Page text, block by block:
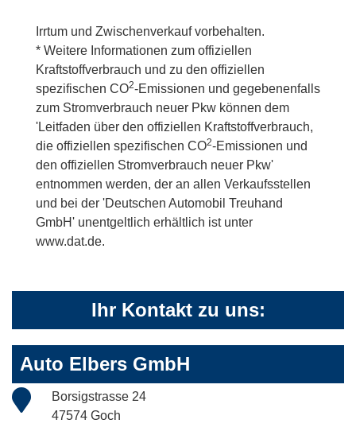
Irrtum und Zwischenverkauf vorbehalten.
* Weitere Informationen zum offiziellen
Kraftstoffverbrauch und zu den offiziellen
spezifischen CO2-Emissionen und gegebenenfalls
zum Stromverbrauch neuer Pkw können dem
'Leitfaden über den offiziellen Kraftstoffverbrauch,
die offiziellen spezifischen CO2-Emissionen und
den offiziellen Stromverbrauch neuer Pkw'
entnommen werden, der an allen Verkaufsstellen
und bei der 'Deutschen Automobil Treuhand
GmbH' unentgeltlich erhältlich ist unter
www.dat.de.
Ihr Kontakt zu uns:
Auto Elbers GmbH
Borsigstrasse 24
47574 Goch